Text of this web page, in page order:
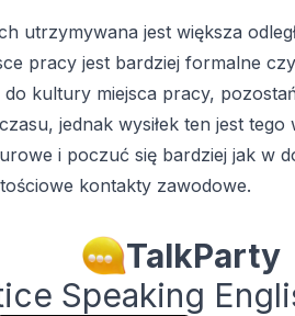
utrzymywana jest większa
pracy jest bardziej formalne
do kultury miejsca pracy,
jednak wysiłek ten jest
i poczuć się bardziej jak w
kontakty zawodowe.
TalkParty
Speaking